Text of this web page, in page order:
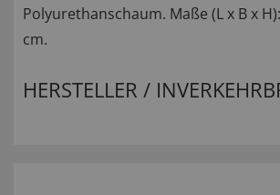
Polyurethanschaum. Maße (L x B x
cm.
HERSTELLER /